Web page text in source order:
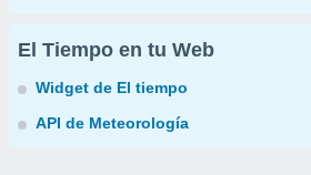
El Tiempo en tu Web
Widget de El tiempo
API de Meteorología